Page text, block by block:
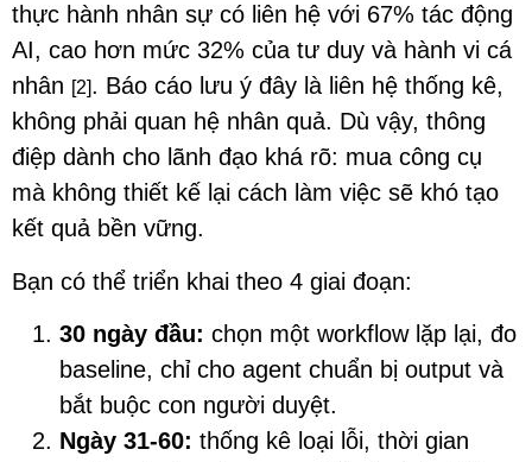
thực hành nhân sự có liên hệ với 67% tác động
AI, cao hơn mức 32% của tư duy và hành vi cá
nhân [2]. Báo cáo lưu ý đây là liên hệ thống kê,
không phải quan hệ nhân quả. Dù vậy, thông
điệp dành cho lãnh đạo khá rõ: mua công cụ
mà không thiết kế lại cách làm việc sẽ khó tạo
kết quả bền vững.
Bạn có thể triển khai theo 4 giai đoạn:
30 ngày đầu: chọn một workflow lặp lại, đo
baseline, chỉ cho agent chuẩn bị output và
bắt buộc con người duyệt.
Ngày 31-60: thống kê loại lỗi, thời gian